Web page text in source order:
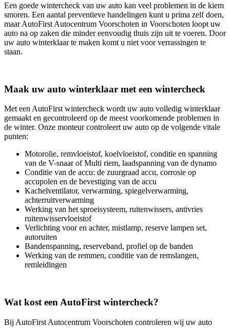
Een goede wintercheck van uw auto kan veel problemen in de kiem
smoren. Een aantal preventieve handelingen kunt u prima zelf doen,
maar AutoFirst Autocentrum Voorschoten in Voorschoten loopt uw
auto na op zaken die minder eenvoudig thuis zijn uit te voeren. Door
uw auto winterklaar te maken komt u niet voor verrassingen te
staan.
Maak uw auto winterklaar met een wintercheck
Met een AutoFirst wintercheck wordt uw auto volledig winterklaar
gemaakt en gecontroleerd op de meest voorkomende problemen in
de winter. Onze monteur controleert uw auto op de volgende vitale
punten:
Motorolie, remvloeistof, koelvloeistof, conditie en spanning
van de V-snaar of Multi riem, laadspanning van de dynamo
Conditie van de accu: de zuurgraad accu, corrosie op
accupolen en de bevestiging van de accu
Kachelventilator, verwarming, spiegelverwarming,
achterruitverwarming
Werking van het sproeisysteem, ruitenwissers, antivries
ruitenwisservloeistof
Verlichting voor en achter, mistlamp, reserve lampen set,
autoruiten
Bandenspanning, reserveband, profiel op de banden
Werking van de remmen, conditie van de remslangen,
remleidingen
Wat kost een AutoFirst wintercheck?
Bij AutoFirst Autocentrum Voorschoten controleren wij uw auto